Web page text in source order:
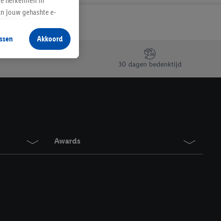
30 dagen bedenktijd
Awards
jouw gehashte e-
producten waarin je
te plaatsen
verschillende
kunnen worden
vergelijkbare
in te
Akkoord